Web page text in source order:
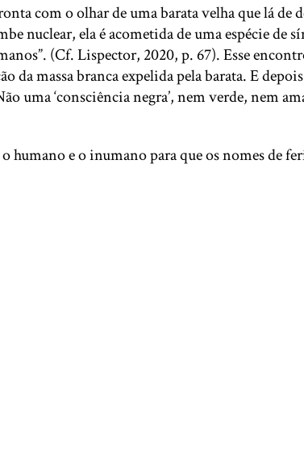
com o olhar de uma barata velha que lá de
nuclear, ela é acometida de uma espécie de
(Cf. Lispector, 2020, p. 67). Esse
massa branca expelida pela barata. E depois
uma ‘consciência negra’, nem verde, nem
e o inumano para que os nomes de